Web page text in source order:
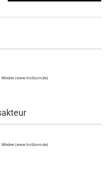
Minden (www.trollzorn.de)
Minden (www.trollzorn.de)